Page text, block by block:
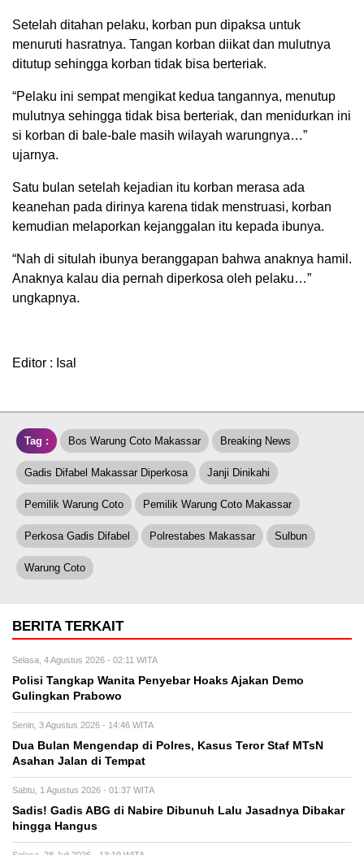
Setelah ditahan pelaku, korban pun dipaksa untuk
menuruti hasratnya. Tangan korban diikat dan mulutnya
ditutup sehingga korban tidak bisa berteriak.
“Pelaku ini sempat mengikat kedua tangannya, menutup
mulutnya sehingga tidak bisa berteriak, dan menidurkan ini
si korban di bale-bale masih wilayah warungnya…”
ujarnya.
Satu bulan setelah kejadian itu korban merasa ada
keanehan pada dirinya karena tidak menstruasi, korban
kemudian melaporkan kejanggalan itu kepada ibunya.
“Nah di situlah ibunya beranggapan bahwa anaknya hamil.
Anaknya kalau dia pernah diperkosa oleh pelaku…”
ungkapnya.
Editor : Isal
Tag : Bos Warung Coto Makassar Breaking News
Gadis Difabel Makassar Diperkosa Janji Dinikahi
Pemilik Warung Coto Pemilik Warung Coto Makassar
Perkosa Gadis Difabel Polrestabes Makassar Sulbun
Warung Coto
BERITA TERKAIT
Selasa, 4 Agustus 2026 - 02:11 WITA
Polisi Tangkap Wanita Penyebar Hoaks Ajakan Demo
Gulingkan Prabowo
Senin, 3 Agustus 2026 - 14:46 WITA
Dua Bulan Mengendap di Polres, Kasus Teror Staf MTsN
Asahan Jalan di Tempat
Sabtu, 1 Agustus 2026 - 01:37 WITA
Sadis! Gadis ABG di Nabire Dibunuh Lalu Jasadnya Dibakar
hingga Hangus